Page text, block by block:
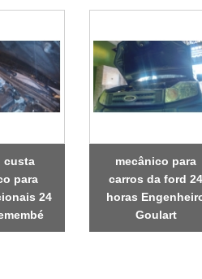
custa
para
24
mecânico para
carros da ford 24
horas
Goulart